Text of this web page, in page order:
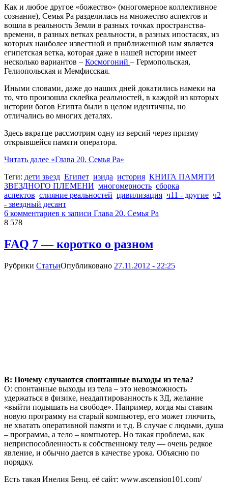
Как и любое другое «божество» (многомерное коллективное
сознание), Семья Ра разделилась на множество аспектов и
вошла в реальность Земли в разных точках пространства-
времени, в разных ветках реальности, в разных ипостасях, из
которых наиболее известной и приближенной нам является
египетская ветка, которая даже в нашей истории имеет
несколько вариантов – Космогоний – Гермопольская,
Гелиопольская и Мемфисская.
Иными словами, даже до наших дней докатились намеки на
то, что произошла склейка реальностей, в каждой из которых
истории богов Египта были в целом идентичны, но
отличались во многих деталях.
Здесь вкратце рассмотрим одну из версий через призму
открывшейся памяти оператора.
Читать далее «Глава 20. Семья Ра»
Теги: дети звезд Египет изида история КНИГА ПАМЯТИ
ЗВЕЗДНОГО ПЛЕМЕНИ многомерность сборка
аспектов слияние реальностей цивилизация ч11 - другие ч2
- звездный десант
6 комментариев к записи Глава 20. Семья Ра
8 578
FAQ 7 — коротко о разном
Рубрики СтатьиОпубликовано 27.11.2012 - 22:25
В: Почему случаются спонтанные выходы из тела?
О: спонтанные выходы из тела – это невозможность
удержаться в физике, неадаптированность к 3Д, желание
«выйти подышать на свободе». Например, когда мы ставим
новую программу на старый компьютер, его может глючить,
не хватать оперативной памяти и т.д. В случае с людьми, душа
– программа, а тело – компьютер. Но такая проблема, как
неприспособленность к собственному телу — очень редкое
явление, и обычно дается в качестве урока. Объясню по
порядку.
Есть такая Инелия Бенц. её сайт: www.ascension101.com/